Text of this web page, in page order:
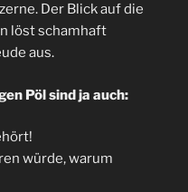
Der Blick auf die
löst schamhaft
aus.
Pöl sind ja auch:
würde, warum